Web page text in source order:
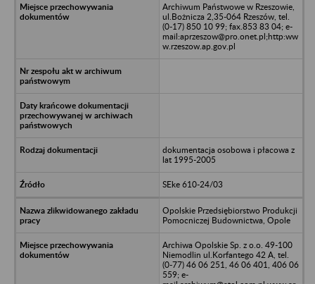
Archiwum Państwowe w Rzeszowie,
ul.Bożnicza 2,35-064 Rzeszów, tel.
(0-17) 850 10 99; fax.853 83 04; e-
mail:aprzeszow@pro.onet.pl;http:ww
w.rzeszow.ap.gov.pl
dokumentacja osobowa i płacowa z
lat 1995-2005
SEke 610-24/03
Opolskie Przedsiębiorstwo Produkcji
Pomocniczej Budownictwa, Opole
Archiwa Opolskie Sp. z o.o. 49-100
Niemodlin ul.Korfantego 42 A, tel.
(0-77) 46 06 251, 46 06 401, 406 06
559; e-